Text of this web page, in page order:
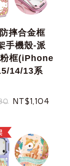
摔合金框
手機殼-派
框(iPhone
14/13系
NT$1,104